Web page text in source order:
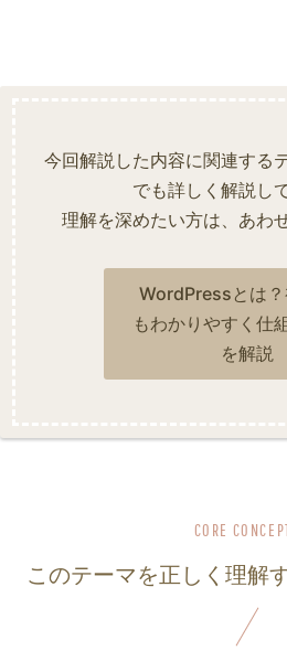
今回解説した内容に関連する
でも詳しく解説し
理解を深めたい方は、あわ
WordPressとは
もわかりやすく仕
を解説
このテーマを正しく理解